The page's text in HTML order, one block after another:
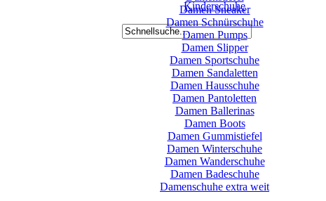
Kinderschuhe
Damen Sneaker
Damen Schnürschuhe
Damen Pumps
Damen Slipper
Damen Sportschuhe
Damen Sandaletten
Damen Hausschuhe
Damen Pantoletten
Damen Ballerinas
Damen Boots
Damen Gummistiefel
Damen Winterschuhe
Damen Wanderschuhe
Damen Badeschuhe
Damenschuhe extra weit